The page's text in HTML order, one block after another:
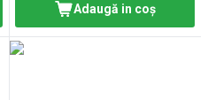
Adaugă in coş